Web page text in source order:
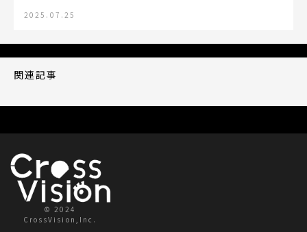
2025.07.25
関連記事
© 2024
CrossVision,Inc.